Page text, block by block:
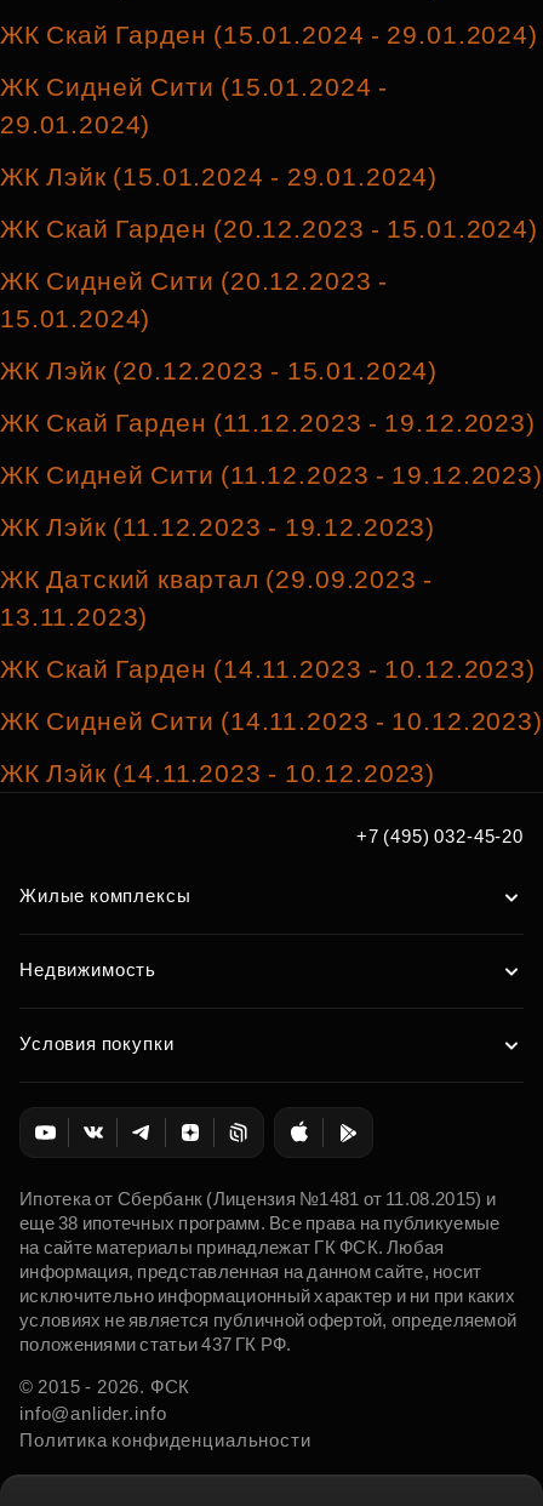
ЖК Скай Гарден (15.01.2024 - 29.01.2024)
ЖК Сидней Сити (15.01.2024 -
29.01.2024)
ЖК Лэйк (15.01.2024 - 29.01.2024)
ЖК Скай Гарден (20.12.2023 - 15.01.2024)
ЖК Сидней Сити (20.12.2023 -
15.01.2024)
ЖК Лэйк (20.12.2023 - 15.01.2024)
ЖК Скай Гарден (11.12.2023 - 19.12.2023)
ЖК Сидней Сити (11.12.2023 - 19.12.2023)
ЖК Лэйк (11.12.2023 - 19.12.2023)
ЖК Датский квартал (29.09.2023 -
13.11.2023)
ЖК Скай Гарден (14.11.2023 - 10.12.2023)
ЖК Сидней Сити (14.11.2023 - 10.12.2023)
ЖК Лэйк (14.11.2023 - 10.12.2023)
+7 (495) 032-45-20
Жилые комплексы
Недвижимость
Условия покупки
Ипотека от Сбербанк (Лицензия №1481 от 11.08.2015) и
еще 38 ипотечных программ. Все права на публикуемые
на сайте материалы принадлежат ГК ФСК. Любая
информация, представленная на данном сайте, носит
исключительно информационный характер и ни при каких
условиях не является публичной офертой, определяемой
положениями статьи 437 ГК РФ.
© 2015 - 2026. ФСК
info@anlider.info
Политика конфиденциальности